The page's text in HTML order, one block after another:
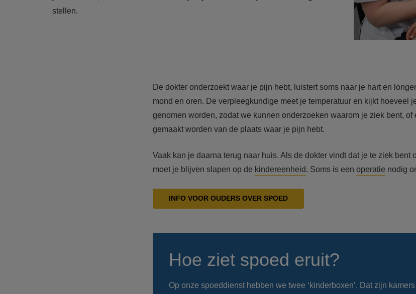
stellen.
De dokter onderzoekt waar je pijn hebt, luistert soms naar je hart en
mond en oren. De verpleegkundige meet je temperatuur en kijkt hoeveel
genomen worden, zodat we kunnen onderzoeken waarom je ziek bent, of
gemaakt worden van de plaats waar je pijn hebt.
Vaak kan je daarna terug naar huis. Als de dokter vindt dat je te ziek bent
moet je blijven slapen op de kindereenheid. Soms is een operatie nodig
INFO VOOR OUDERS OVER SPOED
Hoe ziet spoed eruit?
Op onze spoeddienst hebben we twee ‘kinderboxen’. Dat zijn